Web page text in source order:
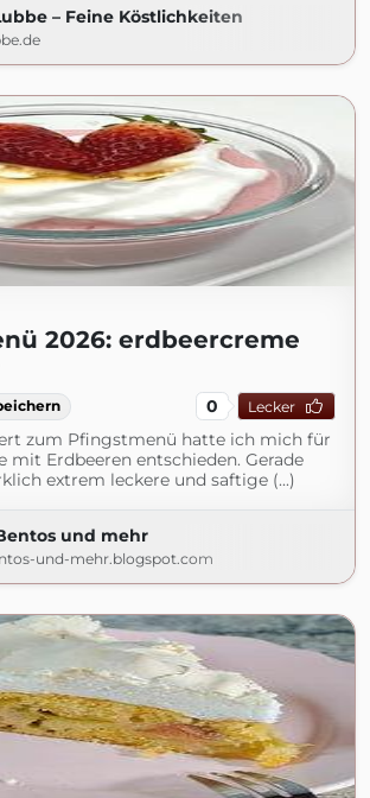
– Feine Köstlichkeiten
2026: erdbeercreme
0 Lecker
zum Pfingstmenü hatte ich mich für
mit Erdbeeren entschieden. Gerade
extrem leckere und saftige (...)
und mehr
und-mehr.blogspot.com